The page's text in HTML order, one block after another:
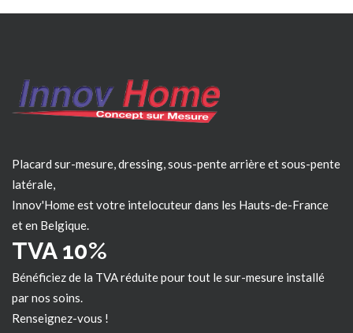
Placard sur-mesure, dressing, sous-pente arrière et sous-pente
latérale,
Innov'Home est votre intelocuteur dans les Hauts-de-France
et en Belgique.
TVA 10%
Bénéficiez de la TVA réduite pour tout le sur-mesure installé
par nos soins.
Renseignez-vous !